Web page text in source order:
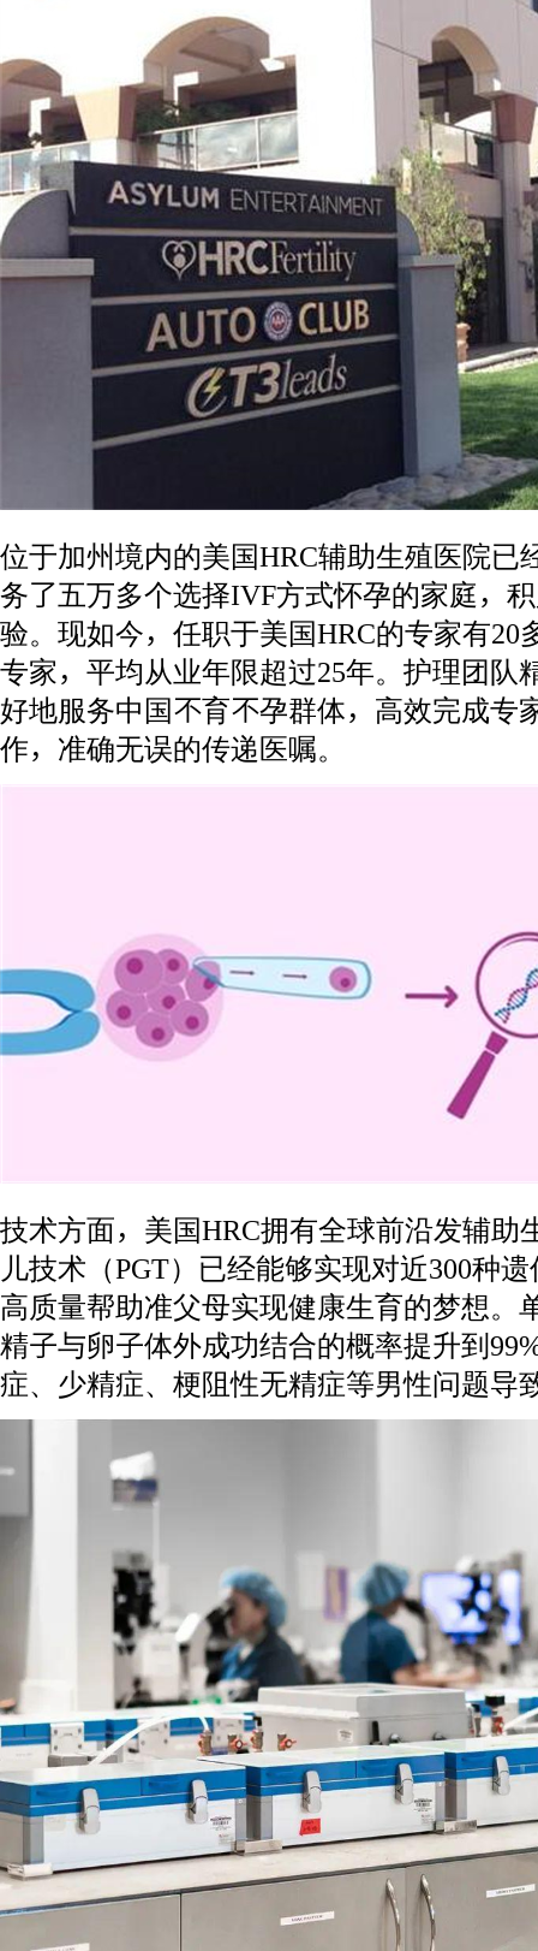
位于加州境内的美国HRC辅助生殖医院已
务了五万多个选择IVF方式怀孕的家庭，
验。现如今，任职于美国HRC的专家有20
专家，平均从业年限超过25年。护理团队
好地服务中国不育不孕群体，高效完成专
作，准确无误的传递医嘱。
技术方面，美国HRC拥有全球前沿发辅助
儿技术（PGT）已经能够实现对近300种
高质量帮助准父母实现健康生育的梦想。
精子与卵子体外成功结合的概率提升到
症、少精症、梗阻性无精症等男性问题导